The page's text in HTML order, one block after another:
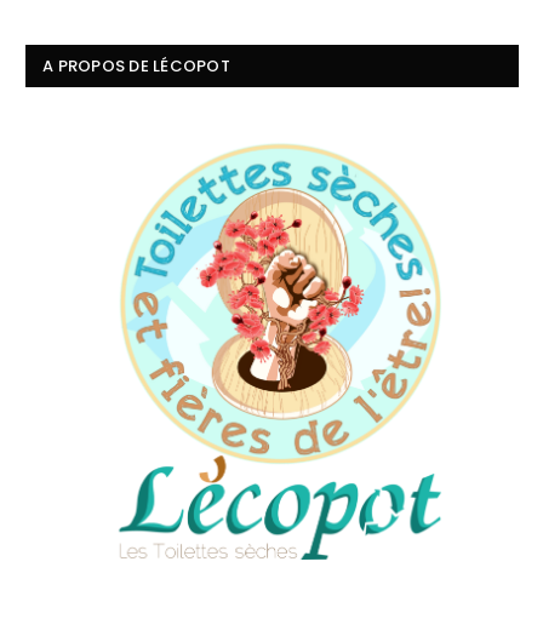
A PROPOS DE LÉCOPOT